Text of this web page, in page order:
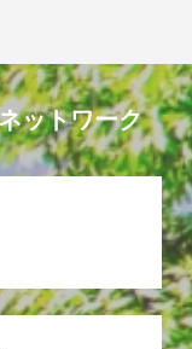
ットワーク